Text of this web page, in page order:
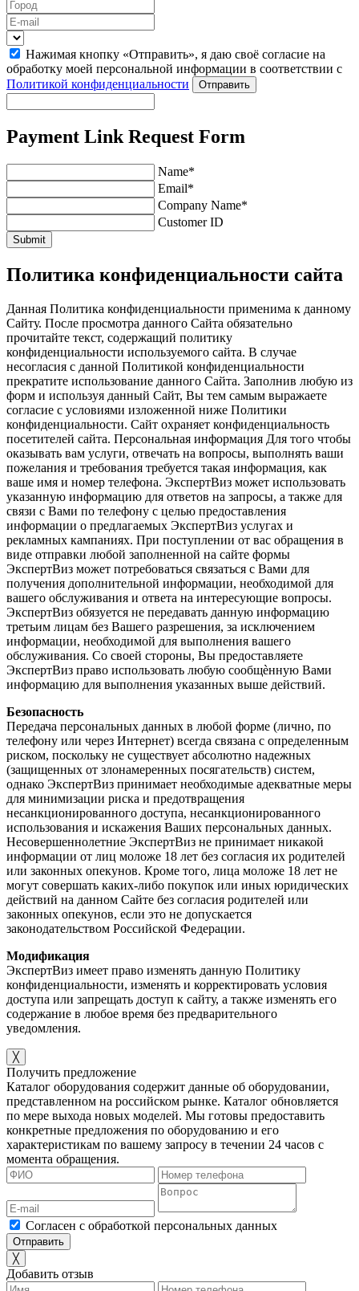
Нажимая кнопку «Отправить», я даю своё согласие на
обработку моей персональной информации в соответствии с
Политикой конфиденциальности
Отправить
Payment Link Request Form
Name*
Email*
Company Name*
Customer ID
Submit
Политика конфиденциальности сайта
Данная Политика конфиденциальности применима к данному
Сайту. После просмотра данного Сайта обязательно
прочитайте текст, содержащий политику
конфиденциальности используемого сайта. В случае
несогласия с данной Политикой конфиденциальности
прекратите использование данного Сайта. Заполнив любую из
форм и используя данный Сайт, Вы тем самым выражаете
согласие с условиями изложенной ниже Политики
конфиденциальности. Сайт охраняет конфиденциальность
посетителей сайта. Персональная информация Для того чтобы
оказывать вам услуги, отвечать на вопросы, выполнять ваши
пожелания и требования требуется такая информация, как
ваше имя и номер телефона. ЭкспертВиз может использовать
указанную информацию для ответов на запросы, а также для
связи с Вами по телефону с целью предоставления
информации о предлагаемых ЭкспертВиз услугах и
рекламных кампаниях. При поступлении от вас обращения в
виде отправки любой заполненной на сайте формы
ЭкспертВиз может потребоваться связаться с Вами для
получения дополнительной информации, необходимой для
вашего обслуживания и ответа на интересующие вопросы.
ЭкспертВиз обязуется не передавать данную информацию
третьим лицам без Вашего разрешения, за исключением
информации, необходимой для выполнения вашего
обслуживания. Со своей стороны, Вы предоставляете
ЭкспертВиз право использовать любую сообщѐнную Вами
информацию для выполнения указанных выше действий.
Безопасность
Передача персональных данных в любой форме (лично, по
телефону или через Интернет) всегда связана с определенным
риском, поскольку не существует абсолютно надежных
(защищенных от злонамеренных посягательств) систем,
однако ЭкспертВиз принимает необходимые адекватные меры
для минимизации риска и предотвращения
несанкционированного доступа, несанкционированного
использования и искажения Ваших персональных данных.
Несовершеннолетние ЭкспертВиз не принимает никакой
информации от лиц моложе 18 лет без согласия их родителей
или законных опекунов. Кроме того, лица моложе 18 лет не
могут совершать каких-либо покупок или иных юридических
действий на данном Сайте без согласия родителей или
законных опекунов, если это не допускается
законодательством Российской Федерации.
Модификация
ЭкспертВиз имеет право изменять данную Политику
конфиденциальности, изменять и корректировать условия
доступа или запрещать доступ к сайту, а также изменять его
содержание в любое время без предварительного
уведомления.
╳
Получить предложение
Каталог оборудования содержит данные об оборудовании,
представленном на российском рынке. Каталог обновляется
по мере выхода новых моделей. Мы готовы предоставить
конкретные предложения по оборудованию и его
характеристикам по вашему запросу в течении 24 часов с
момента обращения.
Согласен с обработкой персональных данных
╳
Добавить отзыв